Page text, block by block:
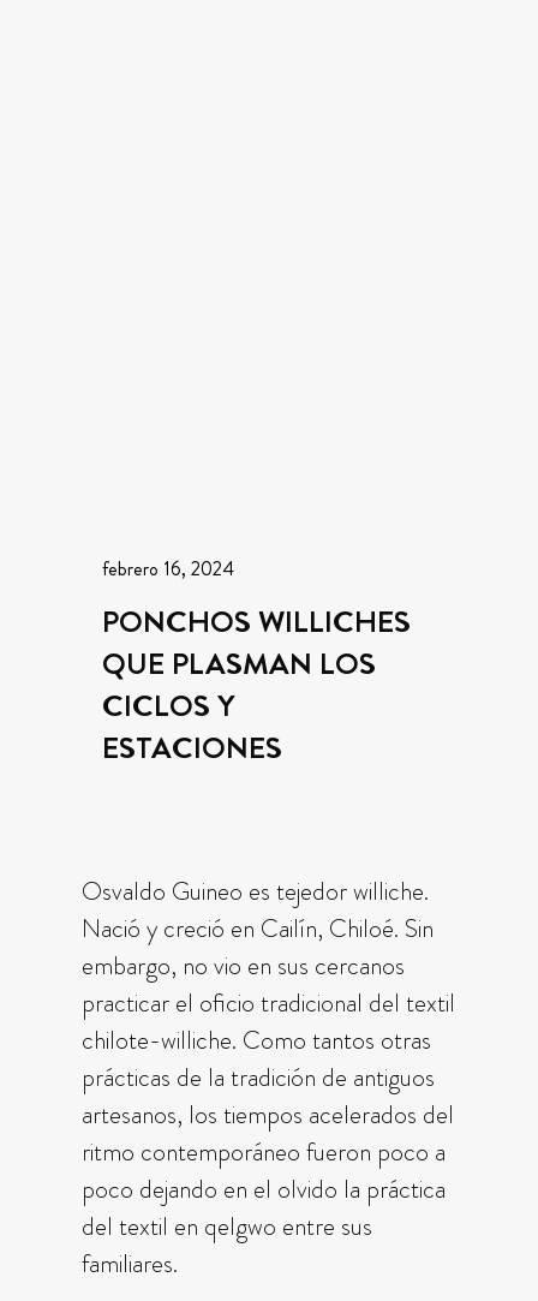
febrero 16, 2024
PONCHOS WILLICHES
QUE PLASMAN LOS
CICLOS Y
ESTACIONES
Osvaldo Guineo es tejedor williche.
Nació y creció en Cailín, Chiloé. Sin
embargo, no vio en sus cercanos
practicar el oficio tradicional del textil
chilote-williche. Como tantos otras
prácticas de la tradición de antiguos
artesanos, los tiempos acelerados del
ritmo contemporáneo fueron poco a
poco dejando en el olvido la práctica
del textil en qelgwo entre sus
familiares.